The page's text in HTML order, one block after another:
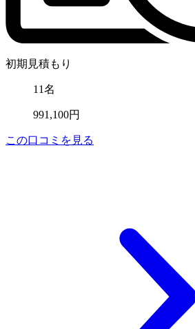
初期見積もり
11名
991,100円
この口コミを見る